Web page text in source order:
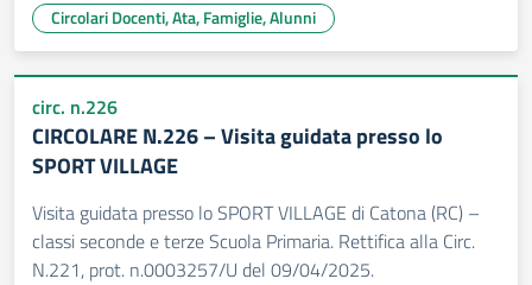
Circolari Docenti, Ata, Famiglie, Alunni
circ. n.226
CIRCOLARE N.226 – Visita guidata presso lo
SPORT VILLAGE
Visita guidata presso lo SPORT VILLAGE di Catona (RC) –
classi seconde e terze Scuola Primaria. Rettifica alla Circ.
N.221, prot. n.0003257/U del 09/04/2025.